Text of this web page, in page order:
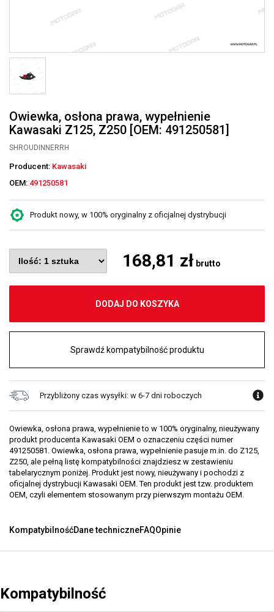
Owiewka, osłona prawa, wypełnienie
Kawasaki Z125, Z250 [OEM: 491250581]
SHROUDINNERRH
Producent: Kawasaki
OEM: 491250581
Produkt nowy, w 100% oryginalny z oficjalnej dystrybucji
168,81 zł brutto
DODAJ DO KOSZYKA
Sprawdź kompatybilność produktu
Przybliżony czas wysyłki: w 6-7 dni roboczych
Owiewka, osłona prawa, wypełnienie to w 100% oryginalny, nieużywany
produkt producenta Kawasaki OEM o oznaczeniu części numer
491250581. Owiewka, osłona prawa, wypełnienie pasuje m.in. do Z125,
Z250, ale pełną listę kompatybilności znajdziesz w zestawieniu
tabelarycznym poniżej. Produkt jest nowy, nieużywany i pochodzi z
oficjalnej dystrybucji Kawasaki OEM. Ten produkt jest tzw. produktem
OEM, czyli elementem stosowanym przy pierwszym montażu OEM.
KompatybilnośćDane techniczneFAQOpinie
Kompatybilność